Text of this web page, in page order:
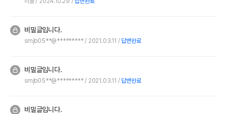
비밀글입니다.
smjb05**@********* 2021.03.11 답변완료
비밀글입니다.
smjb05**@********* 2021.03.11 답변완료
비밀글입니다.